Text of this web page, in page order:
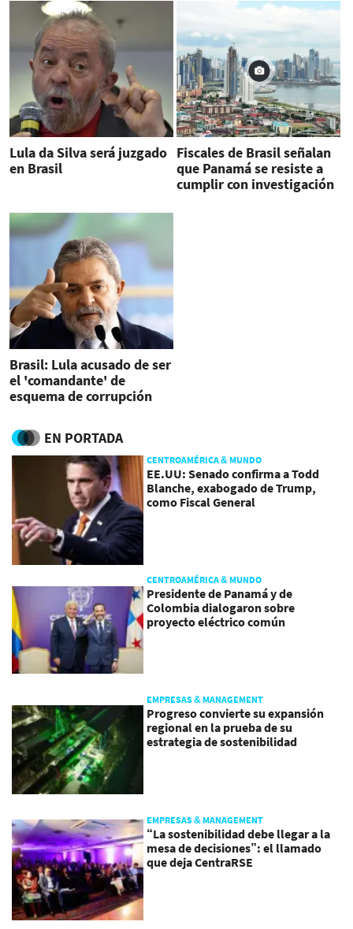
Lula da Silva será juzgado
en Brasil
Fiscales de Brasil señalan
que Panamá se resiste a
cumplir con investigación
Brasil: Lula acusado de ser
el 'comandante' de
esquema de corrupción
EN PORTADA
CENTROAMÉRICA & MUNDO
EE.UU: Senado confirma a Todd
Blanche, exabogado de Trump,
como Fiscal General
CENTROAMÉRICA & MUNDO
Presidente de Panamá y de
Colombia dialogaron sobre
proyecto eléctrico común
EMPRESAS & MANAGEMENT
Progreso convierte su expansión
regional en la prueba de su
estrategia de sostenibilidad
EMPRESAS & MANAGEMENT
“La sostenibilidad debe llegar a la
mesa de decisiones”: el llamado
que deja CentraRSE